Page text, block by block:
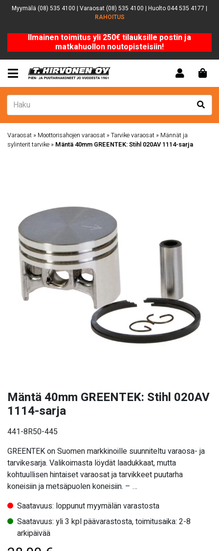
Myymälä (08) 535 4100 | Varaosat (08) 535 4100 | Huolto 044 535 4177 |
RAHOITUS
Ilmainen toimitus yli 250€ tilauksille postin ja
matkahuollon noutopisteisiin!
Varaosat » Moottorisahojen varaosat »Tarvike varaosat » Männät ja
sylinterit tarvike » Mäntä 40mm GREENTEK: Stihl 020AV 1114-sarja
Mäntä 40mm GREENTEK: Stihl 020AV
1114-sarja
441-8R50-445
GREENTEK on Suomen markkinoille suunniteltu varaosa- ja
tarvikesarja. Valikoimasta löydät laadukkaat, mutta
kohtuullisen hintaiset varaosat ja tarvikkeet puutarha
koneisiin ja metsäpuolen koneisiin. – …
Saatavuus: loppunut myymälän varastosta
Saatavuus: yli 3 kpl päävarastosta, toimitusaika: 2-8
arkipäivää